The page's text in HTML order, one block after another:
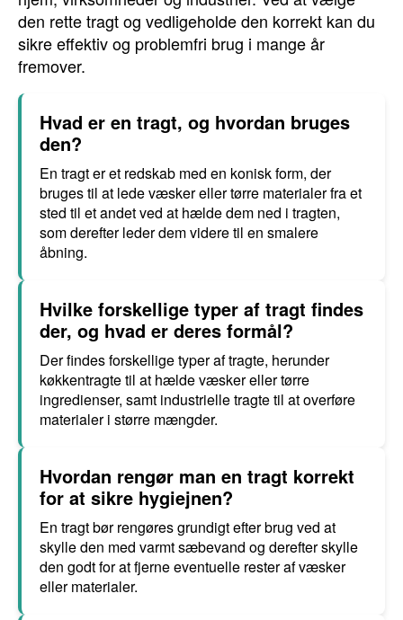
den rette tragt og vedligeholde den korrekt kan du
sikre effektiv og problemfri brug i mange år
fremover.
Hvad er en tragt, og hvordan bruges
den?
En tragt er et redskab med en konisk form, der
bruges til at lede væsker eller tørre materialer fra et
sted til et andet ved at hælde dem ned i tragten,
som derefter leder dem videre til en smalere
åbning.
Hvilke forskellige typer af tragt findes
der, og hvad er deres formål?
Der findes forskellige typer af tragte, herunder
køkkentragte til at hælde væsker eller tørre
ingredienser, samt industrielle tragte til at overføre
materialer i større mængder.
Hvordan rengør man en tragt korrekt
for at sikre hygiejnen?
En tragt bør rengøres grundigt efter brug ved at
skylle den med varmt sæbevand og derefter skylle
den godt for at fjerne eventuelle rester af væsker
eller materialer.